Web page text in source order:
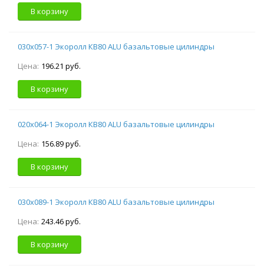
В корзину
030х057-1 Экоролл КВ80 ALU базальтовые цилиндры
Цена: 196.21 руб.
В корзину
020х064-1 Экоролл КВ80 ALU базальтовые цилиндры
Цена: 156.89 руб.
В корзину
030х089-1 Экоролл КВ80 ALU базальтовые цилиндры
Цена: 243.46 руб.
В корзину